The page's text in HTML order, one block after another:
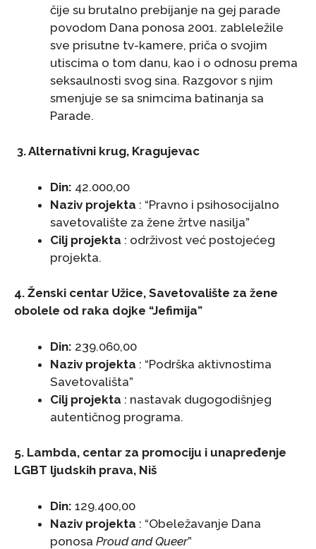
čije su brutalno prebijanje na gej parade
povodom Dana ponosa 2001. zableležile
sve prisutne tv-kamere, priča o svojim
utiscima o tom danu, kao i o odnosu prema
seksaulnosti svog sina. Razgovor s njim
smenjuje se sa snimcima batinanja sa
Parade.
3. Alternativni krug, Kragujevac
Din: 42.000,00
Naziv projekta : “Pravno i psihosocijalno
savetovalište za žene žrtve nasilja”
Cilj projekta : održivost već postojećeg
projekta.
4. Ženski centar Užice, Savetovalište za žene
obolele od raka dojke “Jefimija”
Din: 239.060,00
Naziv projekta : “Podrška aktivnostima
Savetovališta”
Cilj projekta : nastavak dugogodišnjeg
autentičnog programa.
5. Lambda, centar za promociju i unapređenje
LGBT ljudskih prava, Niš
Din: 129.400,00
Naziv projekta : “Obeležavanje Dana
ponosa Proud and Queer”